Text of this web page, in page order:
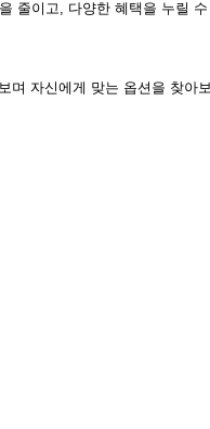
줄이고, 다양한 혜택을 누릴
자신에게 맞는 옵션을 찾아보